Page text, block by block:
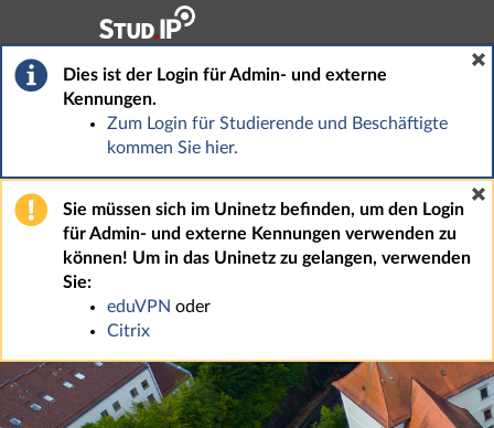
Hauptnavigation
Fußzeile
Dies ist der Login für Admin- und externe
Kennungen.
Zum Login für Studierende und Beschäftigte
kommen Sie hier.
Sie müssen sich im Uninetz befinden, um den Login
für Admin- und externe Kennungen verwenden zu
können! Um in das Uninetz zu gelangen, verwenden
Sie:
eduVPN oder
Citrix